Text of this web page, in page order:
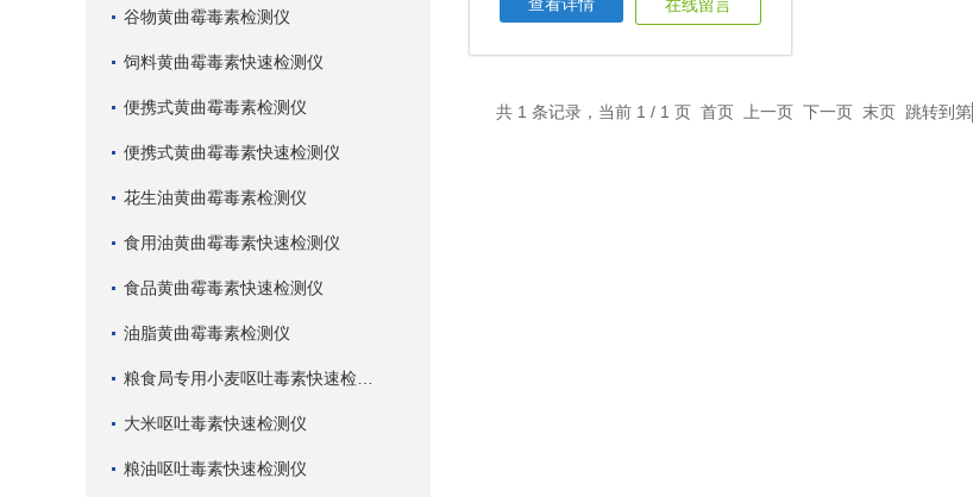
谷物黄曲霉毒素检测仪
饲料黄曲霉毒素快速检测仪
便携式黄曲霉毒素检测仪
便携式黄曲霉毒素快速检测仪
花生油黄曲霉毒素检测仪
食用油黄曲霉毒素快速检测仪
食品黄曲霉毒素快速检测仪
油脂黄曲霉毒素检测仪
大米呕吐毒素快速检测仪
粮油呕吐毒素快速检测仪
在线留言
共 1 条记录，当前 1 / 1 页 首页 上一页 下一页 末页 跳转到第